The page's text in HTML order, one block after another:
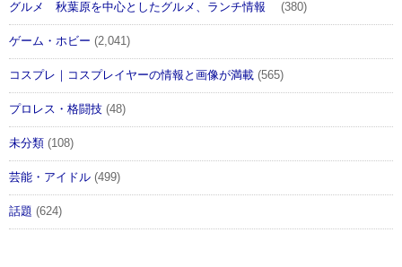
グルメ 秋葉原を中心としたグルメ、ランチ情報 (380)
ゲーム・ホビー (2,041)
コスプレ｜コスプレイヤーの情報と画像が満載 (565)
プロレス・格闘技 (48)
未分類 (108)
芸能・アイドル (499)
話題 (624)